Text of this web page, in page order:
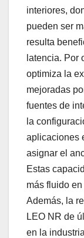
interiores,
pueden ser
resulta
latencia. Por
optimiza la
mejoradas
fuentes de
la
aplicaciones
asignar el
Estas
más fluido
Además, la
LEO NR de
en la